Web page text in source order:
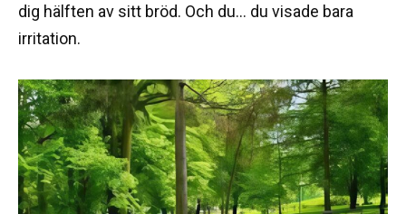
dig hälften av sitt bröd. Och du… du visade bara
irritation.